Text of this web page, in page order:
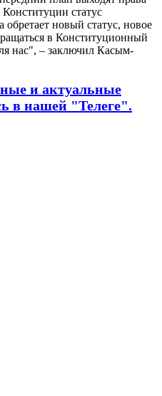
статус
обретает новый статус, новое
в Конституционный
нас", – заключил Касым-
и актуальные
в нашей "Телеге".